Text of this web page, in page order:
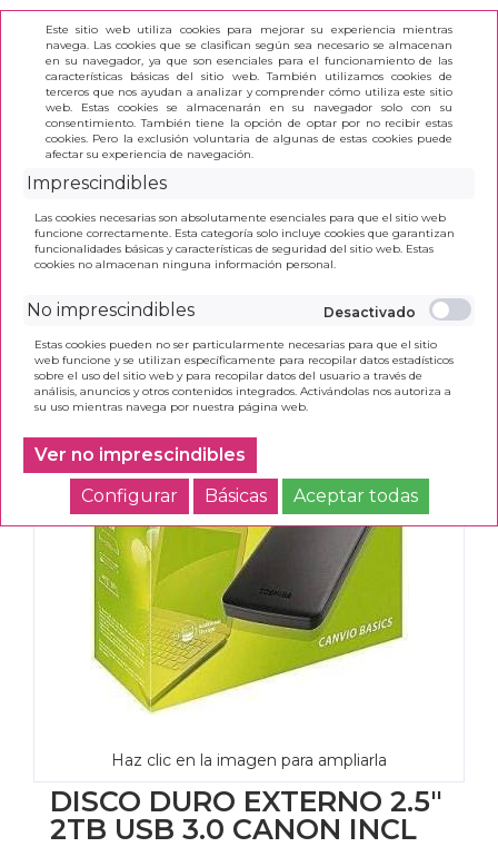
Este sitio web utiliza cookies para mejorar su experiencia mientras
navega. Las cookies que se clasifican según sea necesario se almacenan
en su navegador, ya que son esenciales para el funcionamiento de las
características básicas del sitio web. También utilizamos cookies de
terceros que nos ayudan a analizar y comprender cómo utiliza este sitio
web. Estas cookies se almacenarán en su navegador solo con su
consentimiento. También tiene la opción de optar por no recibir estas
cookies. Pero la exclusión voluntaria de algunas de estas cookies puede
afectar su experiencia de navegación.
Imprescindibles
Las cookies necesarias son absolutamente esenciales para que el sitio web
funcione correctamente. Esta categoría solo incluye cookies que garantizan
funcionalidades básicas y características de seguridad del sitio web. Estas
cookies no almacenan ninguna información personal.
No imprescindibles
Estas cookies pueden no ser particularmente necesarias para que el sitio
web funcione y se utilizan específicamente para recopilar datos estadísticos
sobre el uso del sitio web y para recopilar datos del usuario a través de
análisis, anuncios y otros contenidos integrados. Activándolas nos autoriza a
su uso mientras navega por nuestra página web.
Ver no imprescindibles
Configurar
Básicas Aceptar todas
INICIO >
DISCO DURO EXTERNO 2.5" 2TB USB 3.0
CANON INCL
Haz clic en la imagen para ampliarla
DISCO DURO EXTERNO 2.5"
2TB USB 3.0 CANON INCL